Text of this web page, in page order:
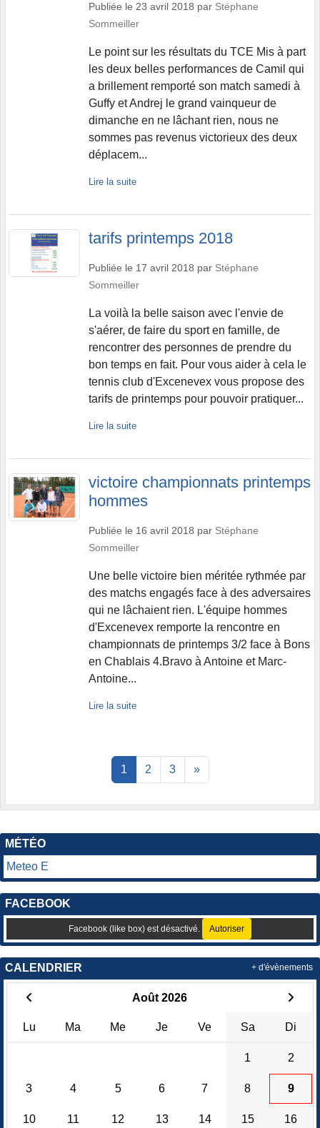
Publiée le 23 avril 2018 par Stéphane
Sommeiller
Le point sur les résultats du TCE Mis à part
les deux belles performances de Camil qui
a brillement remporté son match samedi à
Guffy et Andrej le grand vainqueur de
dimanche en ne lâchant rien, nous ne
sommes pas revenus victorieux des deux
déplacem...
Lire la suite
tarifs printemps 2018
Publiée le 17 avril 2018 par Stéphane
Sommeiller
La voilà la belle saison avec l'envie de
s'aérer, de faire du sport en famille, de
rencontrer des personnes de prendre du
bon temps en fait. Pour vous aider à cela le
tennis club d'Excenevex vous propose des
tarifs de printemps pour pouvoir pratiquer...
Lire la suite
victoire championnats printemps
hommes
Publiée le 16 avril 2018 par Stéphane
Sommeiller
Une belle victoire bien méritée rythmée par
des matchs engagés face à des adversaires
qui ne lâchaient rien. L'équipe hommes
d'Excenevex remporte la rencontre en
championnats de printemps 3/2 face à Bons
en Chablais 4.Bravo à Antoine et Marc-
Antoine...
Lire la suite
1 2 3 »
MÉTÉO
Meteo E
FACEBOOK
Facebook (like box) est désactivé. Autoriser
CALENDRIER
Août 2026
Lu Ma Me Je Ve Sa Di
1 2
3 4 5 6 7 8 9
10 11 12 13 14 15 16
+ d'évènements